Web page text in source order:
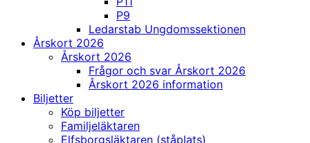
P9
Ledarstab Ungdomssektionen
Årskort 2026
Årskort 2026
Frågor och svar Årskort 2026
Årskort 2026 information
Biljetter
Köp biljetter
Familjeläktaren
Elfsborgsläktaren (ståplats)